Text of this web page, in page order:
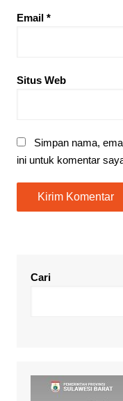
Email *
Situs Web
Simpan nama,
ini untuk komentar
Cari